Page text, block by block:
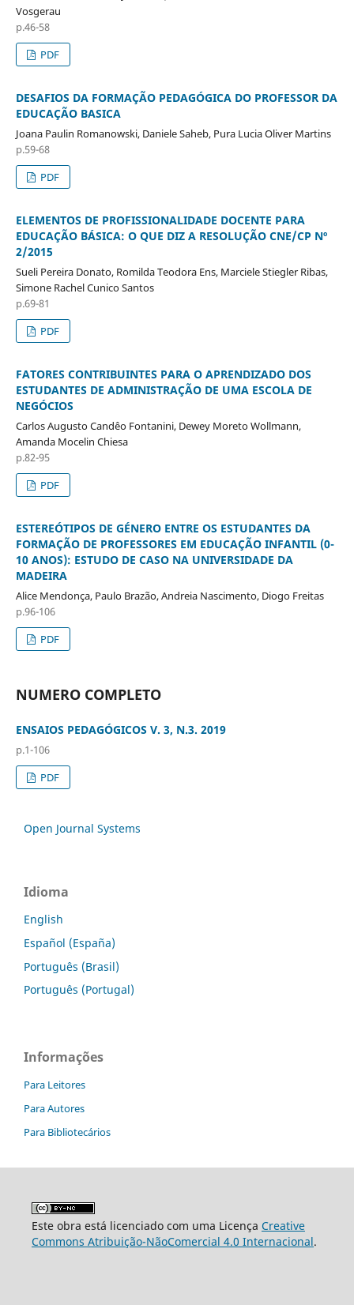
Vosgerau
p.46-58
PDF
DESAFIOS DA FORMAÇÃO PEDAGÓGICA DO PROFESSOR DA
EDUCAÇÃO BASICA
Joana Paulin Romanowski, Daniele Saheb, Pura Lucia Oliver Martins
p.59-68
PDF
ELEMENTOS DE PROFISSIONALIDADE DOCENTE PARA
EDUCAÇÃO BÁSICA: O QUE DIZ A RESOLUÇÃO CNE/CP Nº
2/2015
Sueli Pereira Donato, Romilda Teodora Ens, Marciele Stiegler Ribas,
Simone Rachel Cunico Santos
p.69-81
PDF
FATORES CONTRIBUINTES PARA O APRENDIZADO DOS
ESTUDANTES DE ADMINISTRAÇÃO DE UMA ESCOLA DE
NEGÓCIOS
Carlos Augusto Candêo Fontanini, Dewey Moreto Wollmann,
Amanda Mocelin Chiesa
p.82-95
PDF
ESTEREÓTIPOS DE GÉNERO ENTRE OS ESTUDANTES DA
FORMAÇÃO DE PROFESSORES EM EDUCAÇÃO INFANTIL (0-
10 ANOS): ESTUDO DE CASO NA UNIVERSIDADE DA
MADEIRA
Alice Mendonça, Paulo Brazão, Andreia Nascimento, Diogo Freitas
p.96-106
PDF
NUMERO COMPLETO
ENSAIOS PEDAGÓGICOS V. 3, N.3. 2019
p.1-106
PDF
Open Journal Systems
Idioma
English
Español (España)
Português (Brasil)
Português (Portugal)
Informações
Para Leitores
Para Autores
Para Bibliotecários
Este obra está licenciado com uma Licença Creative
Commons Atribuição-NãoComercial 4.0 Internacional.